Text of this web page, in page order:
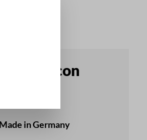
con
in Germany